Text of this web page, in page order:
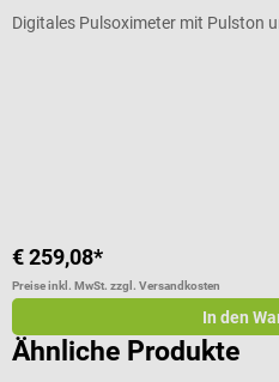
Digitales Pulsoximeter mit Pulston
€ 259,08*
Preise inkl. MwSt. zzgl. Versandkosten
In den
Ähnliche Produkte